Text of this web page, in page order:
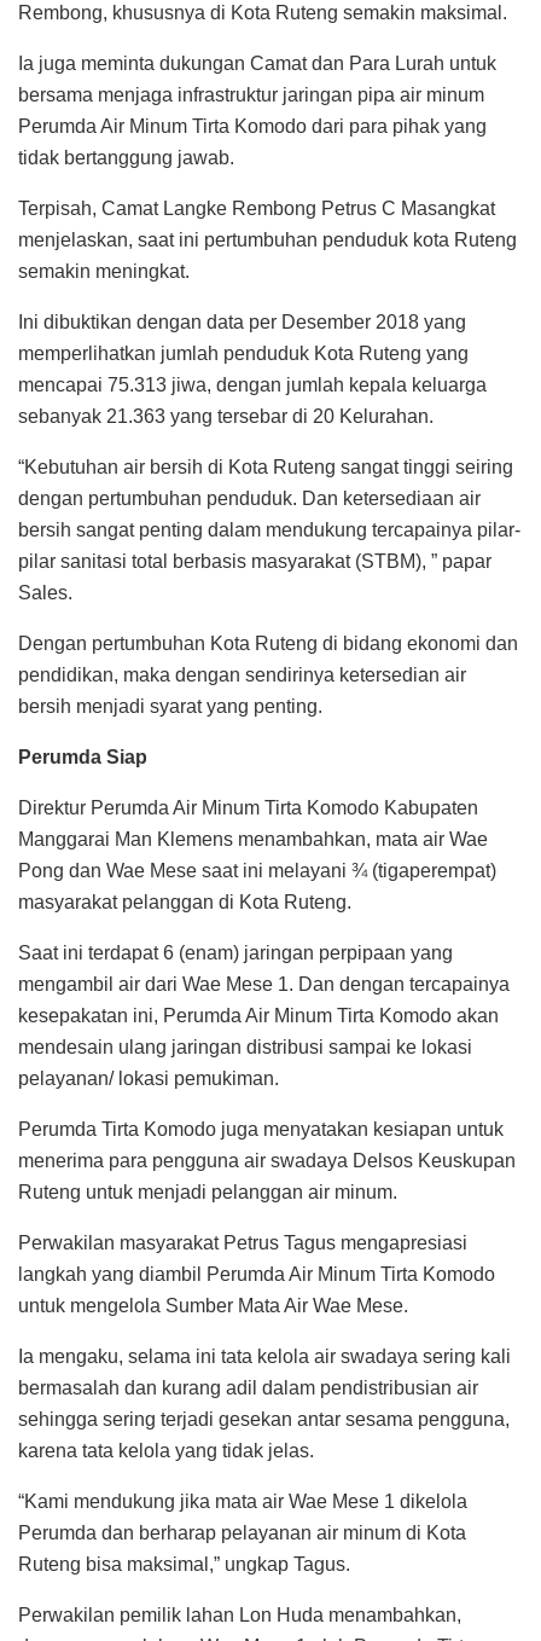
Rembong, khususnya di Kota Ruteng semakin maksimal.
Ia juga meminta dukungan Camat dan Para Lurah untuk
bersama menjaga infrastruktur jaringan pipa air minum
Perumda Air Minum Tirta Komodo dari para pihak yang
tidak bertanggung jawab.
Terpisah, Camat Langke Rembong Petrus C Masangkat
menjelaskan, saat ini pertumbuhan penduduk kota Ruteng
semakin meningkat.
Ini dibuktikan dengan data per Desember 2018 yang
memperlihatkan jumlah penduduk Kota Ruteng yang
mencapai 75.313 jiwa, dengan jumlah kepala keluarga
sebanyak 21.363 yang tersebar di 20 Kelurahan.
“Kebutuhan air bersih di Kota Ruteng sangat tinggi seiring
dengan pertumbuhan penduduk. Dan ketersediaan air
bersih sangat penting dalam mendukung tercapainya pilar-
pilar sanitasi total berbasis masyarakat (STBM), ” papar
Sales.
Dengan pertumbuhan Kota Ruteng di bidang ekonomi dan
pendidikan, maka dengan sendirinya ketersedian air
bersih menjadi syarat yang penting.
Perumda Siap
Direktur Perumda Air Minum Tirta Komodo Kabupaten
Manggarai Man Klemens menambahkan, mata air Wae
Pong dan Wae Mese saat ini melayani ¾ (tigaperempat)
masyarakat pelanggan di Kota Ruteng.
Saat ini terdapat 6 (enam) jaringan perpipaan yang
mengambil air dari Wae Mese 1. Dan dengan tercapainya
kesepakatan ini, Perumda Air Minum Tirta Komodo akan
mendesain ulang jaringan distribusi sampai ke lokasi
pelayanan/ lokasi pemukiman.
Perumda Tirta Komodo juga menyatakan kesiapan untuk
menerima para pengguna air swadaya Delsos Keuskupan
Ruteng untuk menjadi pelanggan air minum.
Perwakilan masyarakat Petrus Tagus mengapresiasi
langkah yang diambil Perumda Air Minum Tirta Komodo
untuk mengelola Sumber Mata Air Wae Mese.
Ia mengaku, selama ini tata kelola air swadaya sering kali
bermasalah dan kurang adil dalam pendistribusian air
sehingga sering terjadi gesekan antar sesama pengguna,
karena tata kelola yang tidak jelas.
“Kami mendukung jika mata air Wae Mese 1 dikelola
Perumda dan berharap pelayanan air minum di Kota
Ruteng bisa maksimal,” ungkap Tagus.
Perwakilan pemilik lahan Lon Huda menambahkan,